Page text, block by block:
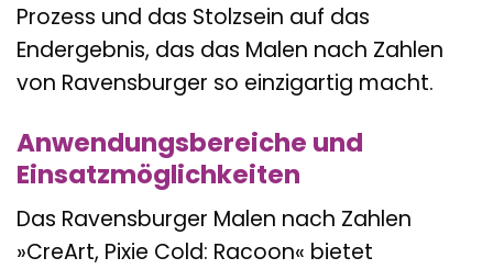
Prozess und das Stolzsein auf das
Endergebnis, das das Malen nach Zahlen
von Ravensburger so einzigartig macht.
Anwendungsbereiche und
Einsatzmöglichkeiten
Das Ravensburger Malen nach Zahlen
»CreArt, Pixie Cold: Racoon« bietet